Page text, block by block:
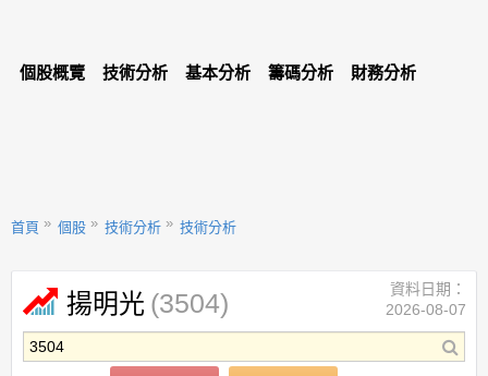
個股概覽 技術分析 基本分析 籌碼分析 財務分析
首頁 個股 技術分析 技術分析
揚明光 (3504)
資料日期：
2026-08-07